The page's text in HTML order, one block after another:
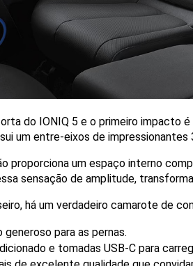
do IONIQ 5 e o primeiro impacto
um entre-eixos de impressionantes
proporciona um espaço interno
sensação de amplitude,
há um verdadeiro camarote de
generoso para as pernas.
e tomadas USB-C para